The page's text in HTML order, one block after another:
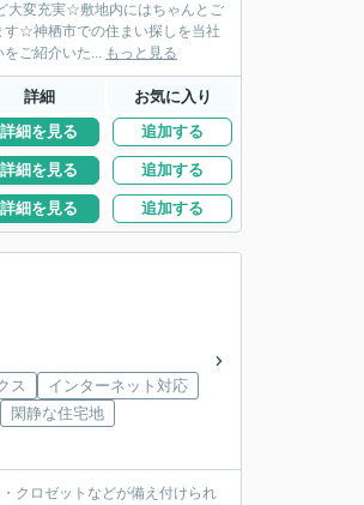
大変充実☆敷地内にはちゃんとご
☆神栖市での住まい探しを当社
ご紹介いた... もっと見る
詳細 お気に入り
詳細を見る 追加する
詳細を見る 追加する
詳細を見る 追加する
ス
インターネット対応
閑静な住宅地
クロゼットなどが備え付けられ